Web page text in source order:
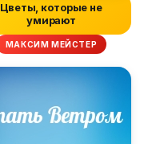
Цветы, которые не
умирают
МАКСИМ МЕЙСТЕР